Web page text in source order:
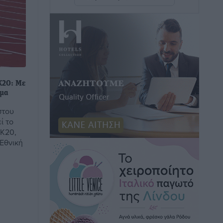
Με
το
Ειδήσεις
Νέο ξενοδοχείο στη Ρόδο για την H
Hotels – Χατζηλαζάρου – Προχωρά
καινούργιο ξενοδοχείο στην Κω
Τοπικές Ειδήσεις• πριν 10 ώρες
Αυτοκίνητο μπήκε παράνομα σε
μονόδρομο στο Μαστιχάρι –
Αναποδογύρισε όχημα με μητέρα και
5χρονο παιδί
Τοπικές Ειδήσεις πριν 10 ώρες
“Η Ευρώπη αντιμετώπιζε το
προσφυγικό σαν ταινία τρόμου” – Η
συγκλονιστική μαρτυρία της Χαρούλας
Γιασιράνη στον RV για τα γεγονότα που